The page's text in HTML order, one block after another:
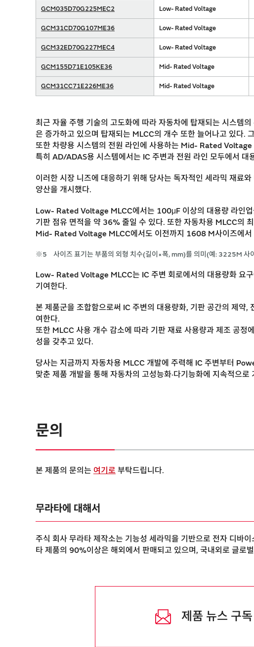
GCM035D70G225MEC2 Low- Rated Voltage
GCM31CD70G107ME36 Low- Rated Voltage
GCM32ED70G227MEC4 Low- Rated Voltage
GCM155D71E105KE36 Mid- Rated Voltage
GCM31CC71E226ME36 Mid- Rated Voltage
최근 자율 주행 기술의 고도화에 따라 자동차에 탑재되는 시스
은 증가하고 있으며 탑재되는 MLCC의 개수 또한 늘어나고 있다.
또한 차량용 시스템의 전원 라인에 사용하는 Mid- Rated Voltage
특히 AD/ADAS용 시스템에서는 IC 주변과 전원 라인 모두에서 대
이러한 시장 니즈에 대응하기 위해 당사는 독자적인 세라믹 재료
양산을 개시했다.
Low- Rated Voltage MLCC에서는 100μF 이상의 대용량 라인
기판 점유 면적을 약 36% 줄일 수 있다. 또한 자동차용 MLCC의
Mid- Rated Voltage MLCC에서도 이전까지 1608 M사이즈에
※5 사이즈 표기는 부품의 외형 치수(길이×폭, mm)를 의미(예: 3225M
Low- Rated Voltage MLCC는 IC 주변 회로에서의 대용량화 요
기여한다.
본 제품군을 조합함으로써 IC 주변의 대용량화, 기판 공간의 제약,
여한다.
또한 MLCC 사용 개수 감소에 따라 기판 재료 사용량과 제조 공
성을 갖추고 있다.
당사는 지금까지 자동차용 MLCC 개발에 주력해 IC 주변부터
맞춘 제품 개발을 통해 자동차의 고성능화·다기능화에 지속적으로
문의
본 제품의 문의는 여기로 부탁드립니다.
무라타에 대해서
주식 회사 무라타 제작소는 기능성 세라믹을 기반으로 전자 디바
타 제품의 90%이상은 해외에서 판매되고 있으며, 국내외로 글로
제품 뉴스 구독